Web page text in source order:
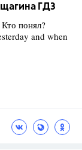
ГДЗ
понял?
and when